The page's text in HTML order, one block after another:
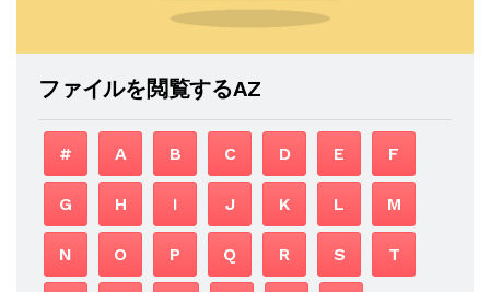
ファイルを閲覧するAZ
# A B C D E F
G H I J K L M
N O P Q R S T